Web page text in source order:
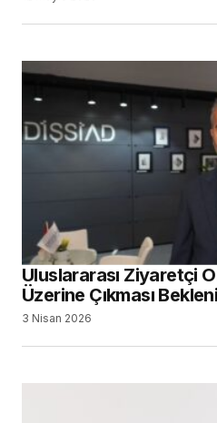
Uluslararası Ziyaretçi
Üzerine Çıkması
3 Nisan 2026